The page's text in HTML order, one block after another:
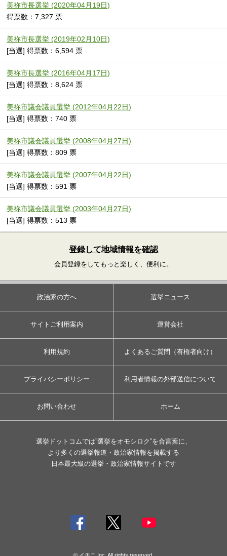
美祢市長選挙 (2020年04月19日)
得票数：7,327 票
美祢市長選挙 (2019年02月10日)
[当選] 得票数：6,594 票
美祢市長選挙 (2016年04月17日)
[当選] 得票数：8,624 票
美祢市議会議員選挙 (2012年04月22日)
[当選] 得票数：740 票
美祢市議会議員選挙 (2008年04月27日)
[当選] 得票数：809 票
美祢市議会議員選挙 (2007年04月22日)
[当選] 得票数：591 票
美祢市議会議員選挙 (2003年04月27日)
[当選] 得票数：513 票
登録して地域情報を確認
会員登録をしてもっと楽しく、便利に。
政治家の方へ 選挙ニュース
サイトご利用案内 運営会社
利用規約 よくあるご質問（有権者向け）
プライバシーポリシー 利用者情報の外部送信について
お問い合わせ ホーム
選挙ドットコムでは”選挙をオモシロク”を合言葉に、
より多くの選挙報道・政治家情報を掲載する
日本最大級の選挙・政治家情報サイトです
© イチニ Inc. All rights reserved.